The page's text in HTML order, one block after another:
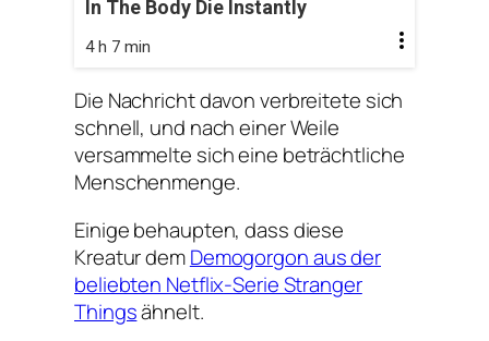
In The Body Die Instantly
4 h 7 min
Die Nachricht davon verbreitete sich
schnell, und nach einer Weile
versammelte sich eine beträchtliche
Menschenmenge.
Einige behaupten, dass diese
Kreatur demDemogorgon aus der
beliebten Netflix-Serie Stranger
Thingsähnelt.